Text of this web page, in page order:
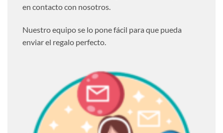
en contacto con nosotros.
Nuestro equipo se lo pone fácil para que pueda
enviar el regalo perfecto.